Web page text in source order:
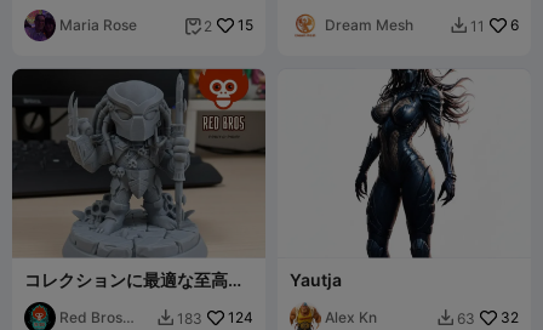
Maria Rose  2 15 Dream Mesh  11 6
コレクションに最適な至高の
トロフィー！ – プレデターハ
ンターRed Bros
 183 124
Yautja
Alex Kn  63 32